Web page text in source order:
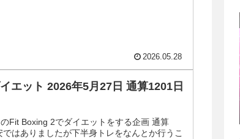
2026.05.28
エット 2026年5月27日 通算1201日
Fit Boxing 2でダイエットをする企画 通算
はありましたが下半身トレをなんとか行うこ